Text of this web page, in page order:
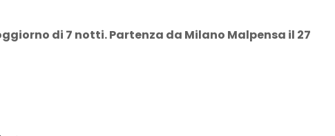
di 7 notti. Partenza da Milano Malpensa il 27